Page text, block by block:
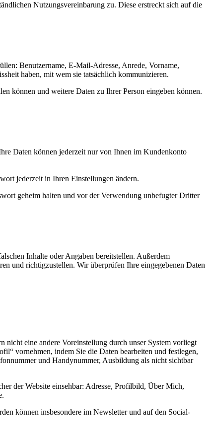
Nutzungsvereinbarung zu. Diese erstreckt sich auf die
Benutzername, E-Mail-Adresse, Anrede, Vorname,
haben, mit wem sie tatsächlich kommunizieren.
können und weitere Daten zu Ihrer Person eingeben können.
Daten können jederzeit nur von Ihnen im Kundenkonto
jederzeit in Ihren Einstellungen ändern.
geheim halten und vor der Verwendung unbefugter Dritter
Inhalte oder Angaben bereitstellen. Außerdem
und richtigzustellen. Wir überprüfen Ihre eingegebenen Daten
nicht eine andere Voreinstellung durch unser System vorliegt
vornehmen, indem Sie die Daten bearbeiten und festlegen,
und Handynummer, Ausbildung als nicht sichtbar
der Website einsehbar: Adresse, Profilbild, Über Mich,
können insbesondere im Newsletter und auf den Social-